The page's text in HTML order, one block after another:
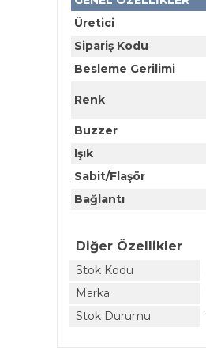
Üretici
Sipariş Kodu
Besleme Gerilimi
Renk
Buzzer
Işık
Sabit/Flaşör
Bağlantı
Diğer Özellikler
Stok Kodu
Marka
Stok Durumu